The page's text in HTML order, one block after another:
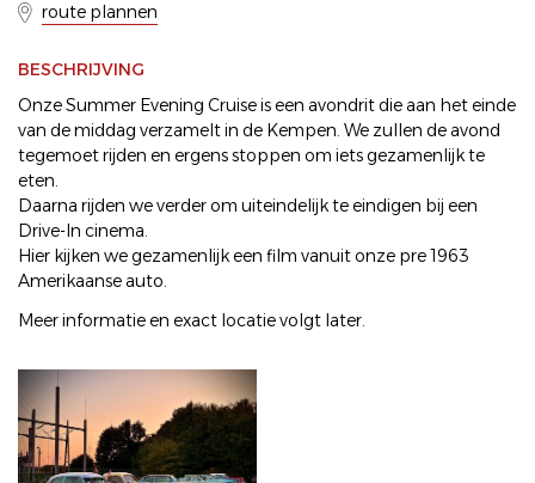
route plannen
BESCHRIJVING
Onze Summer Evening Cruise is een avondrit die aan het einde
van de middag verzamelt in de Kempen. We zullen de avond
tegemoet rijden en ergens stoppen om iets gezamenlijk te
eten.
Daarna rijden we verder om uiteindelijk te eindigen bij een
Drive-In cinema.
Hier kijken we gezamenlijk een film vanuit onze pre 1963
Amerikaanse auto.
Meer informatie en exact locatie volgt later.